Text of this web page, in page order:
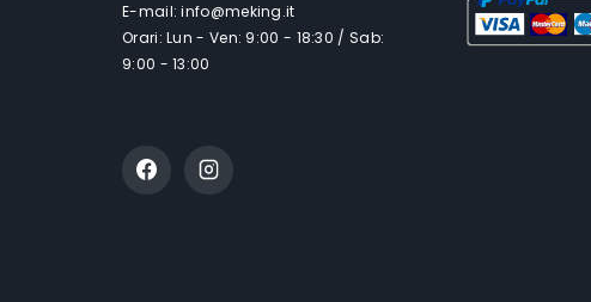
E-mail: info@meking.it
Orari: Lun - Ven: 9:00 - 18:30 / Sab:
9:00 - 13:00